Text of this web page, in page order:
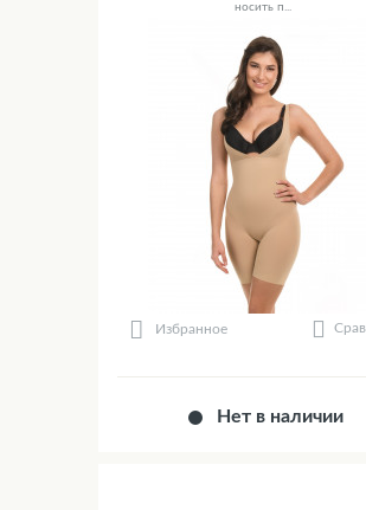
носить п...
Избранное
Нет в наличии